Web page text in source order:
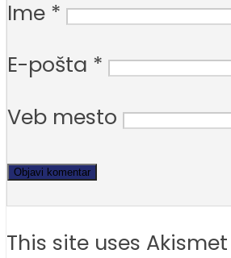
Ime *
E-pošta *
Veb mesto
This site uses